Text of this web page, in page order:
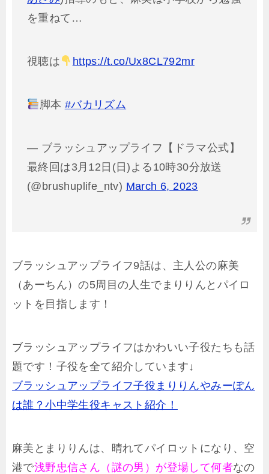
を重ねて…
視聴は https://t.co/Ux8CL792mr
脚本 #バカリズム
— ブラッシュアップライフ【ドラマ公式】
最終回は3月12日(日)よる10時30分放送
(@brushuplife_ntv) March 6, 2023
ブラッシュアップライフ9話は、主人公の麻美
（あーちん）の5周目の人生でまりりんとパイロ
ットを目指します！
ブラッシュアップライフはかわいい子役たちも話
題です！子役を全て紹介しています↓
ブラッシュアップライフ子役まりりんやみーぽん
は誰？小中学生役キャスト紹介！
麻美とまりりんは、晴れてパイロットになり、空
港で浅野忠信さん（謎の男）が登場して何者なの